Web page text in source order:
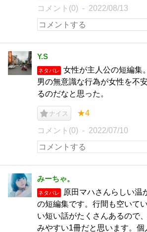
コメント(0) 2022/08/13
Y.S
ネタバレ
女性が主人公の短編集
男の無意識な行為が女性を不
るのだなと思った。
ナイス ★4
コメント(0) 2022/07/10
みーちゃ。
ネタバレ
原田マハさんらしい温
の短編集です。行間も空いて
い短い話がたくさんあるので
みやすい1冊だと思います。個